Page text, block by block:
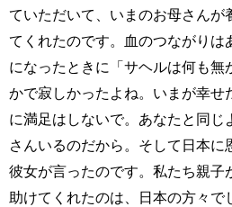
ていただいて、いまのお母さんが
てくれたのです。血のつながりは
になったときに「サヘルは何も無
かで寂しかったよね。いまが幸せ
に満足はしないで。あなたと同じ
さんいるのだから。そして日本に
彼女が言ったのです。私たち親子
助けてくれたのは、日本の方々で